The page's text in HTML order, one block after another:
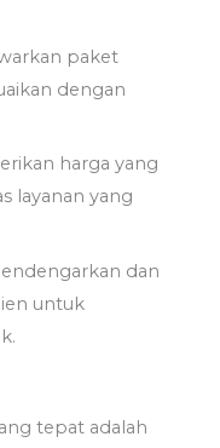
paket
dengan
harga yang
layanan yang
dan
untuk
tepat adalah